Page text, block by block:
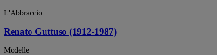
L'Abbraccio
Renato Guttuso (1912-1987)
Modelle